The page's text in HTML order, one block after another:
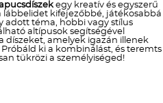
egy kreatív és egyszerű
kifejezőbbé, játékosabbá
adott téma, hobbi vagy stílus
altípusok segítségével
díszeket, amelyek igazán illenek
ki a kombinálást, és teremts
tükrözi a személyiséged!